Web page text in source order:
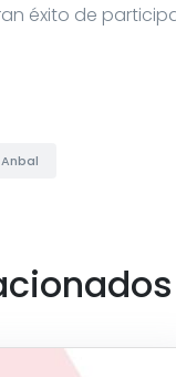
éxito de
Anbal